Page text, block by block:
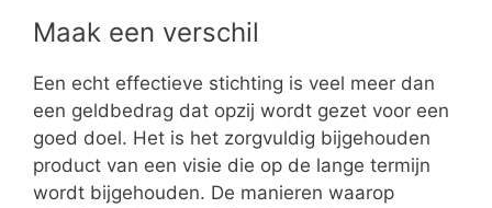
Maak een verschil
Een echt effectieve stichting is veel meer dan
een geldbedrag dat opzij wordt gezet voor een
goed doel. Het is het zorgvuldig bijgehouden
product van een visie die op de lange termijn
wordt bijgehouden. De manieren waarop